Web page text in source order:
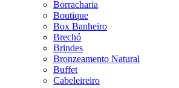
Borracharia
Boutique
Box Banheiro
Brechó
Brindes
Bronzeamento Natural
Buffet
Cabeleireiro